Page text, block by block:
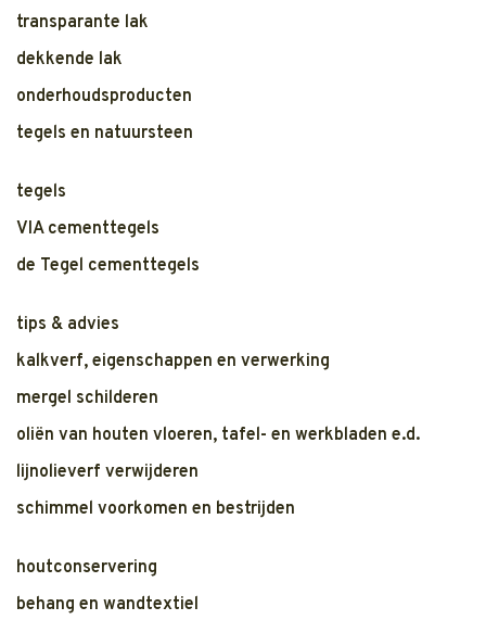
transparante lak
dekkende lak
onderhoudsproducten
tegels en natuursteen
tegels
VIA cementtegels
de Tegel cementtegels
tips & advies
kalkverf, eigenschappen en verwerking
mergel schilderen
oliën van houten vloeren, tafel- en werkbladen e.d.
lijnolieverf verwijderen
schimmel voorkomen en bestrijden
houtconservering
behang en wandtextiel